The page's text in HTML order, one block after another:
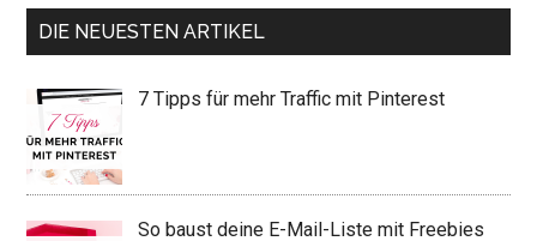
DIE NEUESTEN ARTIKEL
7 Tipps für mehr Traffic mit Pinterest
So baust deine E-Mail-Liste mit Freebies